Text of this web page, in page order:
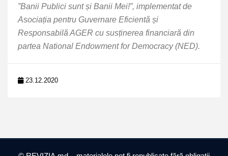
”Banii Publici sunt și Banii Mei!”, implementat de
Asociația pentru Guvernare Eficientă și
Responsabilă AGER cu susținerea financiară din
partea National Endowment for Democracy (NED).
23.12.2020